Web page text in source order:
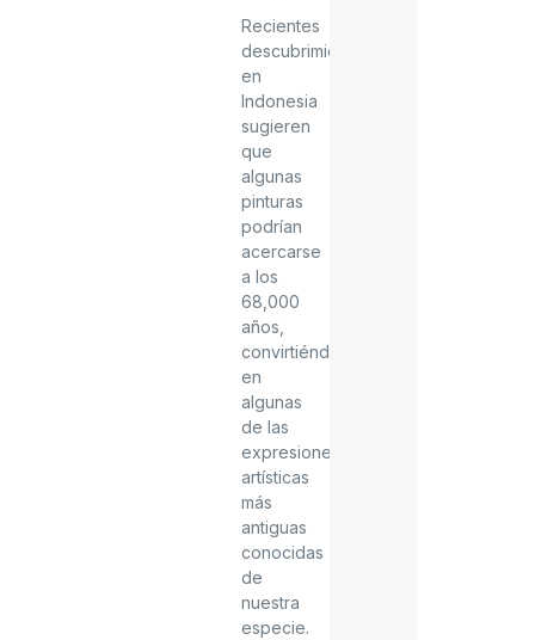
Recientes
descubrimientos
en
Indonesia
sugieren
que
algunas
pinturas
podrían
acercarse
a los
68,000
años,
convirtiéndose
en
algunas
de las
expresiones
artísticas
más
antiguas
conocidas
de
nuestra
especie.